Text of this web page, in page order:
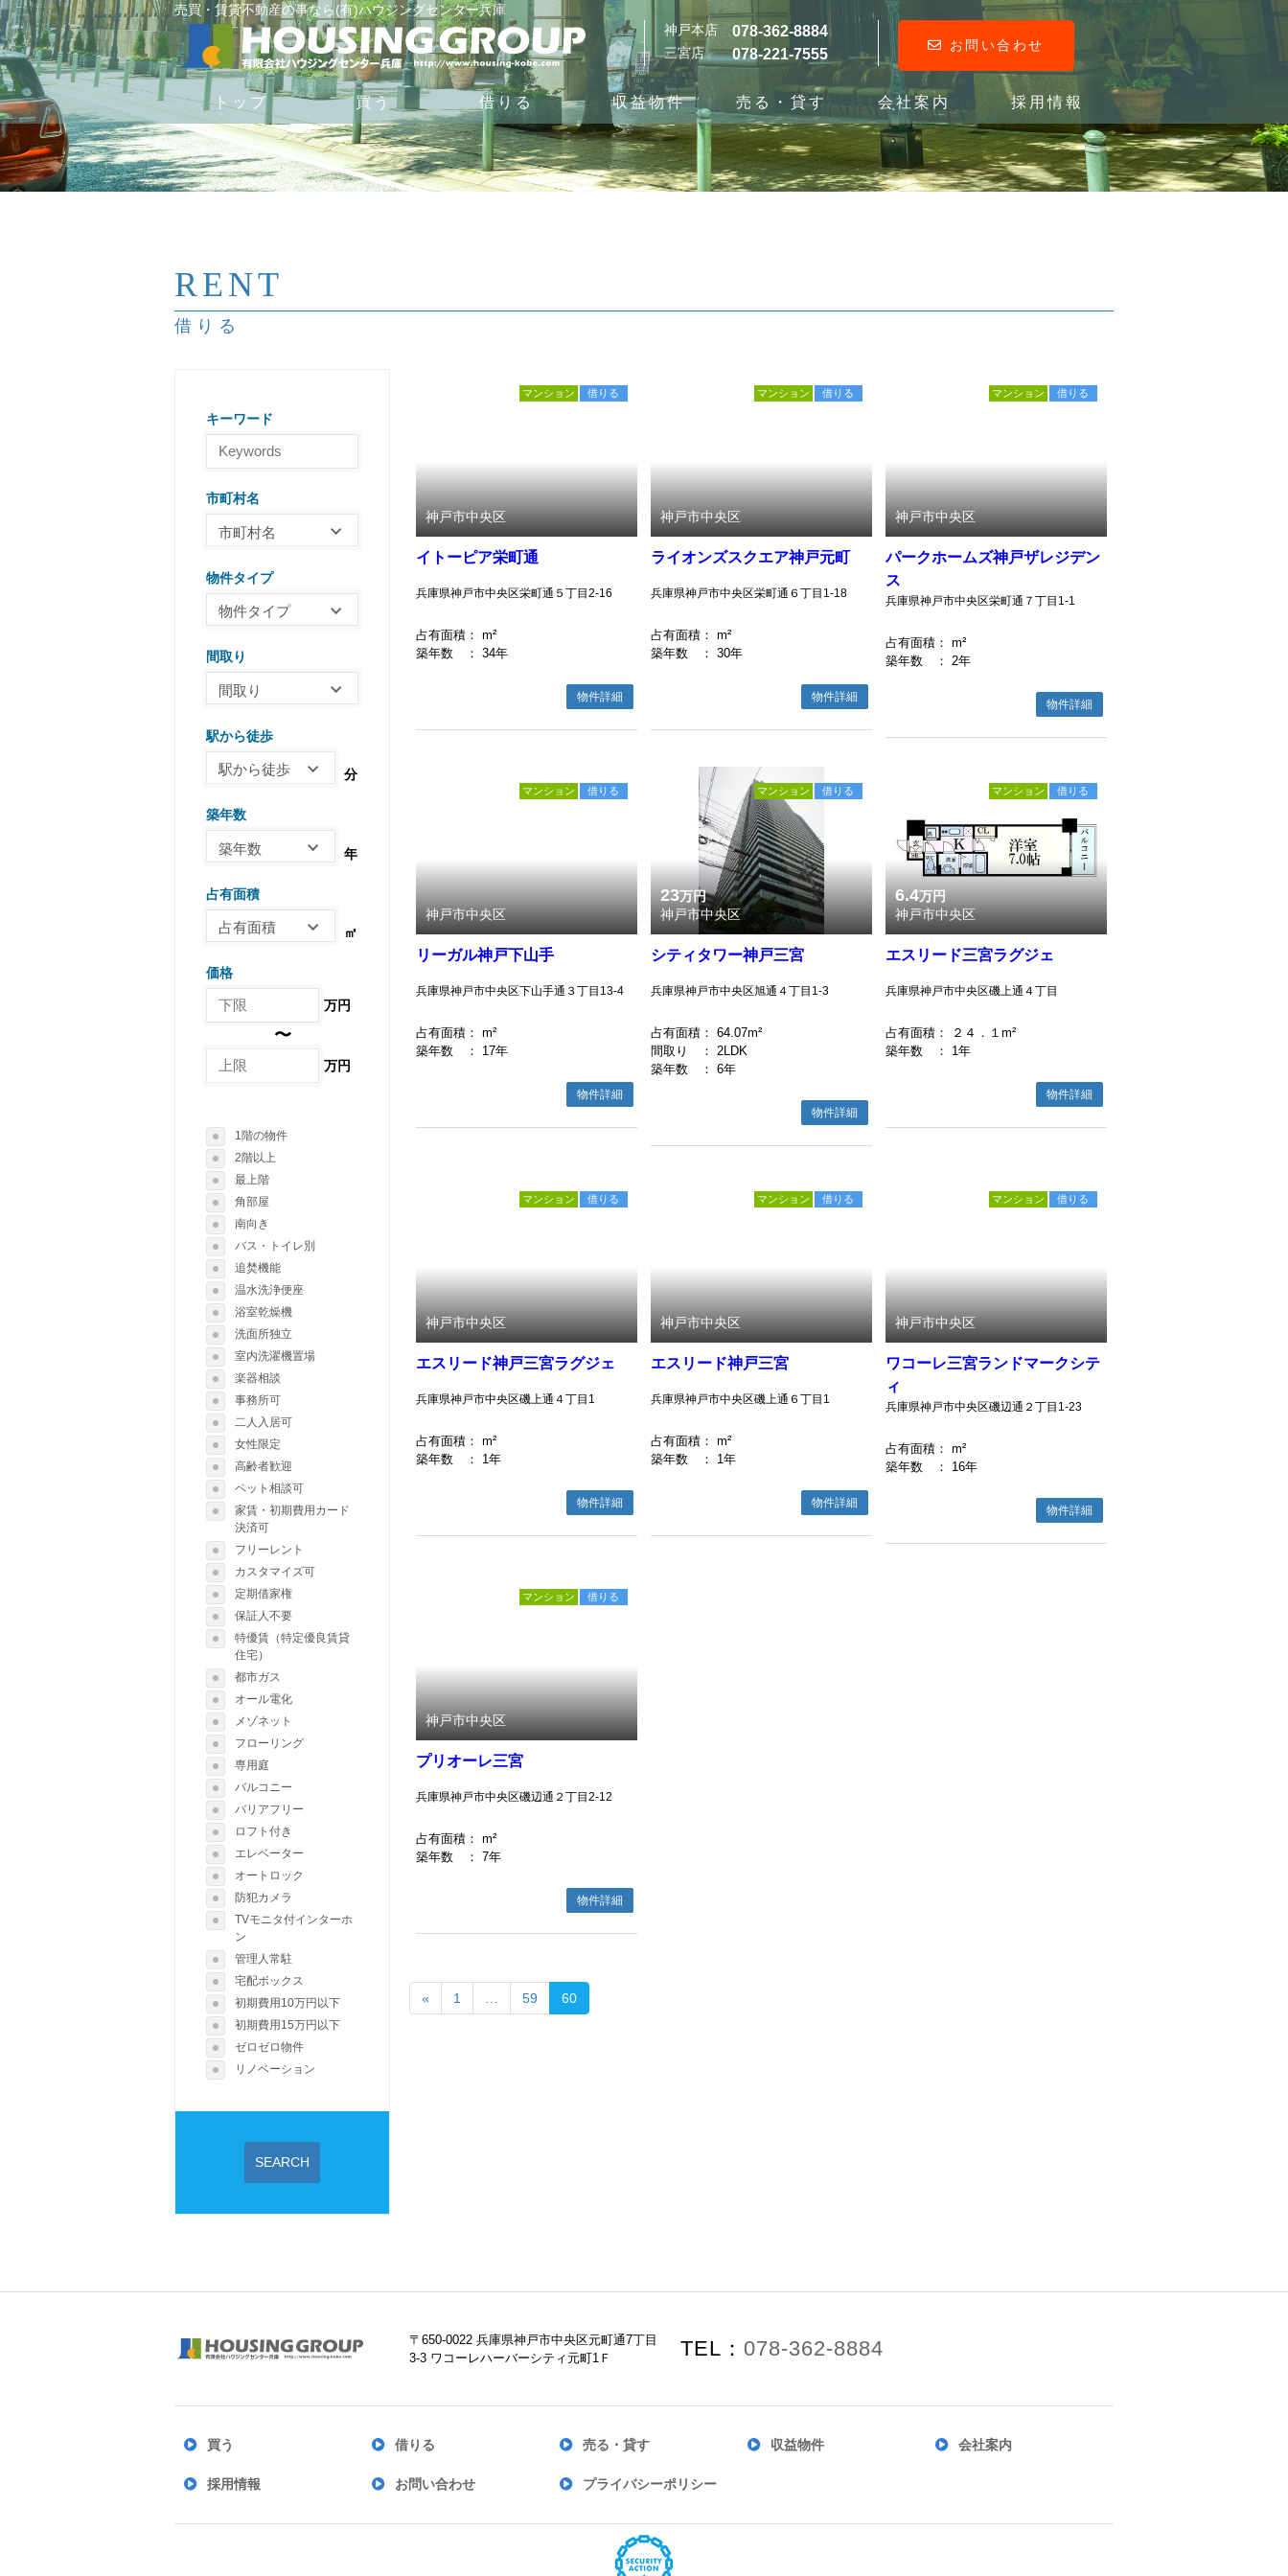
売買・賃貸不動産の事なら(有)ハウジングセンター兵庫
神戸本店
078-362-8884
三宮店 078-221-7555
お問い合わせ
トップ 買う 借りる 収益物件 売る・貸す 会社案内 採用情報
RENT
借りる
神戸市中央区
借りる
マンション
イトーピア栄町通
兵庫県神戸市中央区栄町通５丁目2-16
占有面積 ： m²
築年数
： 34年
物件詳細
神戸市中央区
借りる
マンション
ライオンズスクエア神戸元町
兵庫県神戸市中央区栄町通６丁目1-18
占有面積 ： m²
築年数
： 30年
物件詳細
神戸市中央区
借りる
マンション
パークホームズ神戸ザレジデン
ス
兵庫県神戸市中央区栄町通７丁目1-1
占有面積 ： m²
築年数
： 2年
物件詳細
神戸市中央区
借りる
マンション
リーガル神戸下山手
兵庫県神戸市中央区下山手通３丁目13-4
占有面積 ： m²
築年数
： 17年
物件詳細
23万円
神戸市中央区
借りる
マンション
シティタワー神戸三宮
兵庫県神戸市中央区旭通４丁目1-3
占有面積 ： 64.07m²
間取り
： 2LDK
築年数
： 6年
物件詳細
6.4万円
神戸市中央区
借りる
マンション
エスリード三宮ラグジェ
兵庫県神戸市中央区磯上通４丁目
占有面積 ： ２４．１m²
築年数
： 1年
物件詳細
神戸市中央区
借りる
マンション
エスリード神戸三宮ラグジェ
兵庫県神戸市中央区磯上通４丁目1
占有面積 ： m²
築年数
： 1年
物件詳細
神戸市中央区
借りる
マンション
エスリード神戸三宮
兵庫県神戸市中央区磯上通６丁目1
占有面積 ： m²
築年数
： 1年
物件詳細
神戸市中央区
借りる
マンション
ワコーレ三宮ランドマークシテ
ィ
兵庫県神戸市中央区磯辺通２丁目1-23
占有面積 ： m²
築年数
： 16年
物件詳細
神戸市中央区
借りる
マンション
プリオーレ三宮
兵庫県神戸市中央区磯辺通２丁目2-12
占有面積 ： m²
築年数
： 7年
物件詳細
« 1 59 60
キーワード
市町村名
市町村名
神戸市中央区
神戸市兵庫区
神戸市灘区
神戸市東灘区
神戸市須磨区
神戸市西区
神戸市北区
物件タイプ
物件タイプ
マンション
アパート
テラスハウス
駐車場
店舗
事務所
倉庫・工場
その他
間取り
間取り
ワンルーム
1K
1LDK
2K
2LDK
3K
3DK
3LDK
4K
4DK
4LDK
5LDK
6DK
6LDK
駅から徒歩
駅から徒歩
1-5
5-10
分
築年数
築年数
1-3
3-5
10-20
20-30
年
占有面積
占有面積
10-20
20-30
40-50
70-80
80-90
90-100
100-200
200-500
500-1000
1000-
㎡
価格
万円
〜
万円
1階の物件
2階以上
最上階
角部屋
南向き
バス・トイレ別
追焚機能
温水洗浄便座
浴室乾燥機
洗面所独立
室内洗濯機置場
楽器相談
事務所可
二人入居可
女性限定
高齢者歓迎
ペット相談可
家賃・初期費用カード
決済可
フリーレント
カスタマイズ可
定期借家権
保証人不要
特優賃（特定優良賃貸
住宅）
都市ガス
オール電化
メゾネット
フローリング
専用庭
バルコニー
バリアフリー
ロフト付き
エレベーター
オートロック
防犯カメラ
TVモニタ付インターホ
ン
管理人常駐
宅配ボックス
初期費用10万円以下
初期費用15万円以下
ゼロゼロ物件
リノベーション
SEARCH
〒650-0022 兵庫県神戸市中央区元町通7丁目
3-3 ワコーレハーバーシティ元町1Ｆ
TEL： 078-362-8884
買う 借りる 売る・貸す 収益物件 会社案内
採用情報 お問い合わせ プライバシーポリシー